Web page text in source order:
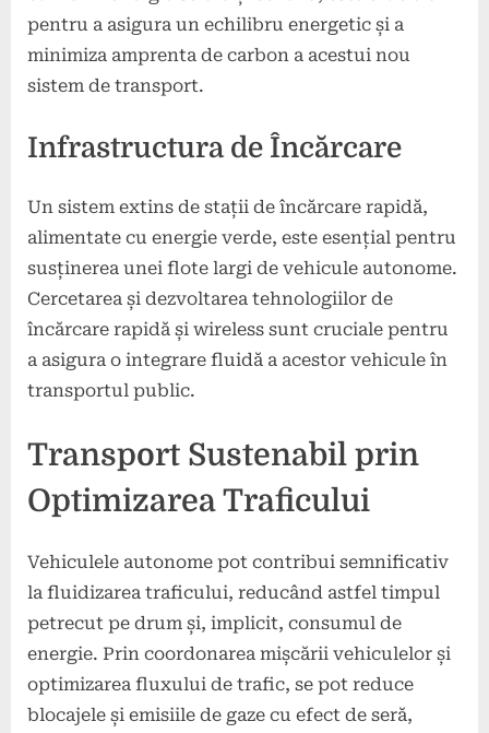
pentru a asigura un echilibru energetic și a
minimiza amprenta de carbon a acestui nou
sistem de transport.
Infrastructura de Încărcare
Un sistem extins de stații de încărcare rapidă,
alimentate cu energie verde, este esențial pentru
susținerea unei flote largi de vehicule autonome.
Cercetarea și dezvoltarea tehnologiilor de
încărcare rapidă și wireless sunt cruciale pentru
a asigura o integrare fluidă a acestor vehicule în
transportul public.
Transport Sustenabil prin
Optimizarea Traficului
Vehiculele autonome pot contribui semnificativ
la fluidizarea traficului, reducând astfel timpul
petrecut pe drum și, implicit, consumul de
energie. Prin coordonarea mișcării vehiculelor și
optimizarea fluxului de trafic, se pot reduce
blocajele și emisiile de gaze cu efect de seră,